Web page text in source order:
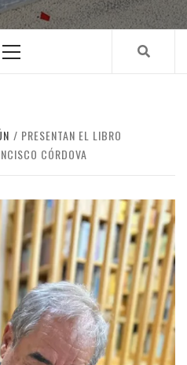
Menu
PRESENTAN EL LIBRO
CÓRDOVA